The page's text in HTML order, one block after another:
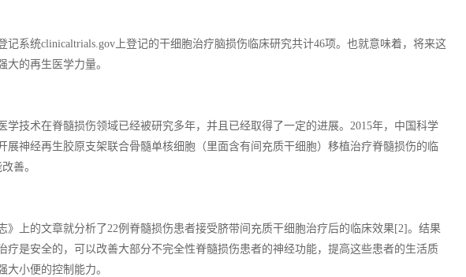
记系统clinicaltrials.gov上登记的干细胞治疗脑损伤临床研究共计46项。也就意味着，将来这
大的再生医学力量。
学技术在脊髓损伤领域已经被研究多年，并且已经取得了一定的进展。2015年，中国科学
展神经再生胶原支架联合骨髓单核细胞（里面含有间充质干细胞）移植治疗脊髓损伤的临
善。
》上的文章就分析了22例脊髓损伤患者接受脐带间充质干细胞治疗后的临床效果[2]。结果
疗是安全的，可以改善大部分不完全性脊髓损伤患者的神经功能，提高这些患者的生活质
大小便的控制能力。